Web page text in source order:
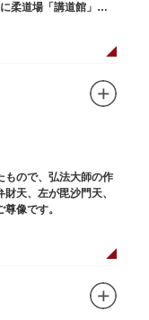
柔道場「講道館」を
もので、弘法大師の作
天、左が毘沙門天、
像です。